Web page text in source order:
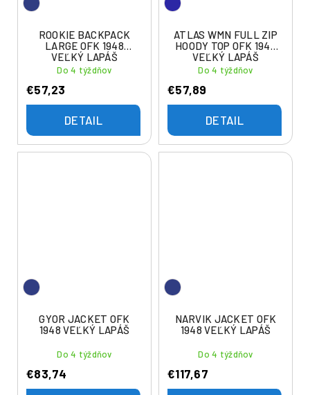
ROOKIE BACKPACK
LARGE OFK 1948
VEĽKÝ LAPÁŠ
Do 4 týždňov
€57,23
DETAIL
ATLAS WMN FULL ZIP
HOODY TOP OFK 1948
VEĽKÝ LAPÁŠ
Do 4 týždňov
€57,89
DETAIL
GYOR JACKET OFK
1948 VEĽKÝ LAPÁŠ
Do 4 týždňov
€83,74
NARVIK JACKET OFK
1948 VEĽKÝ LAPÁŠ
Do 4 týždňov
€117,67